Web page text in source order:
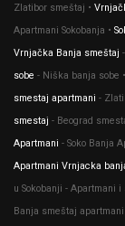
Zlatibor smeštaj •
Apartmani Sokobanja •
Vrnjačka Banja smeštaj
sobe - Niška banja sobe •
smestaj apartmani -
smestaj - Beograd
Apartmani - Soko Banja
Apartmani Vrnjacka
u Sokobanji - Apartmani i
Banja smeštaj apartmani